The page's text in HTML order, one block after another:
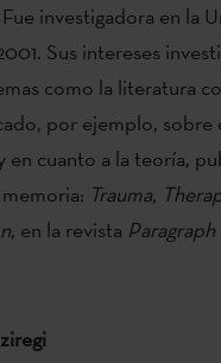
investigadora en la
Sus intereses
como la literatura
por ejemplo, sobre
en cuanto a la teoría,
Trauma,
, en la revista Paragraph